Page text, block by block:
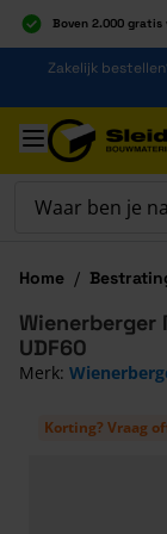
Boven 2.000 gratis
Al 40 jaar dé
Alles onder één dak
Ga naar de inhoud
Zakelijk
Ga naar hoofdinhoud
Home /
Korting? Vraag
Wienerberger
UDF60
Merk: